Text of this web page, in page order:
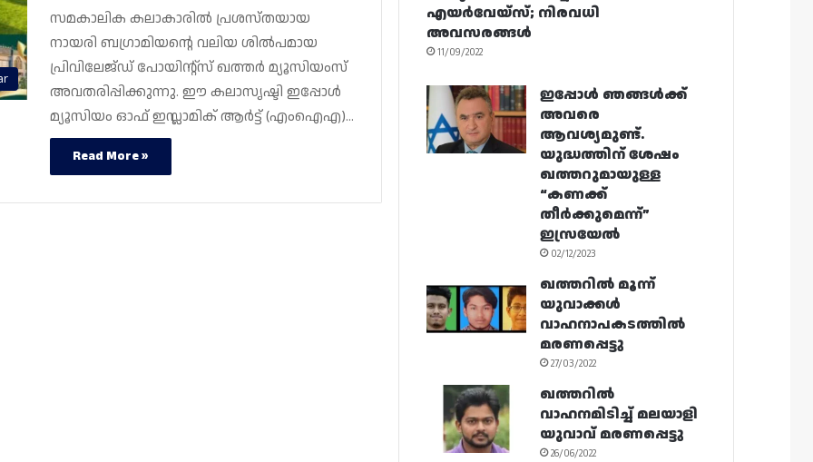
സമകാലിക കലാകാരിൽ പ്രശസ്‌തയായ
നായരി ബഗ്രാമിയന്റെ വലിയ ശിൽപമായ
പ്രിവിലേജ്‌ഡ്‌ പോയിന്റ്സ് ഖത്തർ മ്യൂസിയംസ്
അവതരിപ്പിക്കുന്നു. ഈ കലാസൃഷ്ടി ഇപ്പോൾ
മ്യൂസിയം ഓഫ് ഇസ്ലാമിക് ആർട്ട് (എംഐഎ)…
Read More »
എയർവേയ്‌സ്; നിരവധി
അവസരങ്ങൾ
11/09/2022
ഇപ്പോൾ ഞങ്ങൾക്ക്
അവരെ
ആവശ്യമുണ്ട്.
യുദ്ധത്തിന് ശേഷം
ഖത്തറുമായുള്ള
“കണക്ക്
തീർക്കുമെന്ന്”
ഇസ്രയേൽ
02/12/2023
ഖത്തറിൽ മൂന്ന്
യുവാക്കൾ
വാഹനാപകടത്തിൽ
മരണപ്പെട്ടു
27/03/2022
ഖത്തറിൽ
വാഹനമിടിച്ച് മലയാളി
യുവാവ് മരണപ്പെട്ടു
26/06/2022